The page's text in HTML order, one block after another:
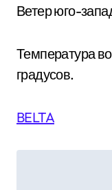
Ветер юго-
Температура
градусов.
BELTA